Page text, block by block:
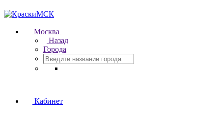
Москва
Назад
Города
Кабинет